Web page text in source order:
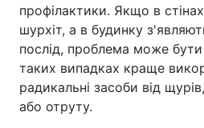
профілактики. Якщо в
шурхіт, а в будинку
послід, проблема може
таких випадках краще
радикальні засоби від
або отруту.